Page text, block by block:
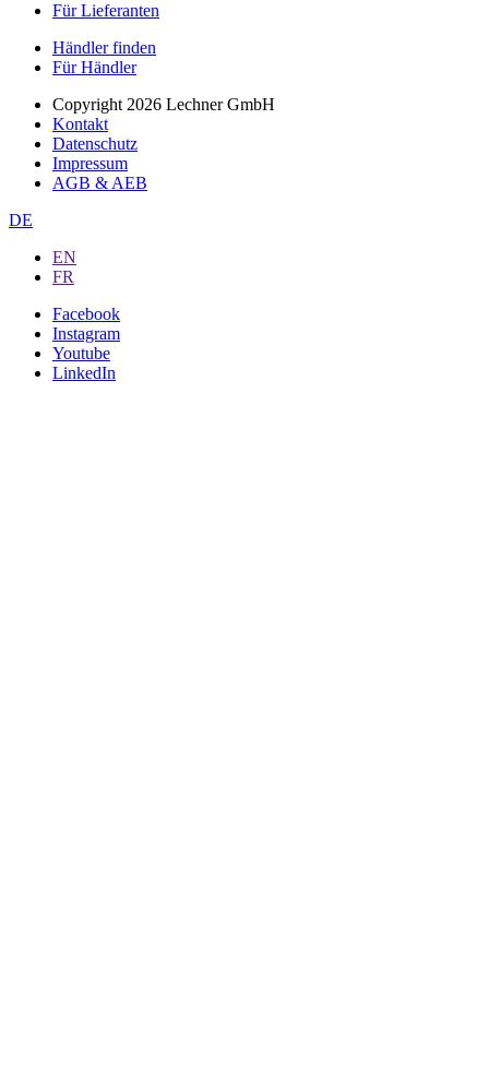
Für Lieferanten
Händler finden
Für Händler
Copyright 2026 Lechner GmbH
Kontakt
Datenschutz
Impressum
AGB & AEB
DE
EN
FR
Facebook
Instagram
Youtube
LinkedIn